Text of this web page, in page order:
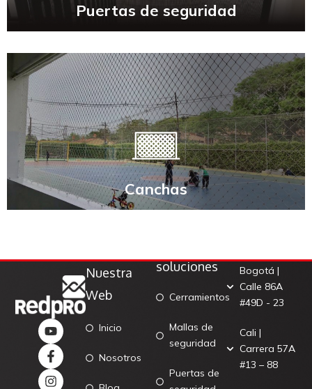
Puertas de seguridad
Puertas de seguridad
Canchas
Canchas
Nuestra
Web
Inicio
Nosotros
soluciones
Cerramientos
Mallas de
seguridad
Puertas de
Bogotá |
Calle 86A
#49D - 23
Cali |
Carrera 57A
#13 – 88